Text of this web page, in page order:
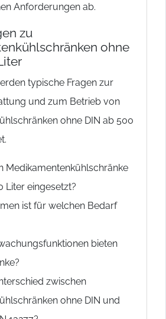
Anforderungen ab.
zu
ohne
typische Fragen zur
und zum Betrieb von
ohne DIN ab 500
Medikamentenkühlschränke
Liter eingesetzt?
ist für welchen Bedarf
bieten
zwischen
ohne DIN und